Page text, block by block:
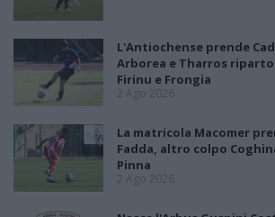
L'Antiochense prende
Arborea e Tharros
Firinu e Frongia
2 Ago 2026
La matricola Macomer
Fadda, altro colpo
Pinna
2 Ago 2026